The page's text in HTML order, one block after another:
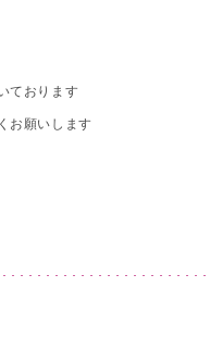
ております
お願いします